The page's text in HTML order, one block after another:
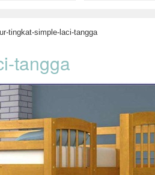
tingkat-simple-laci-tangga
tangga